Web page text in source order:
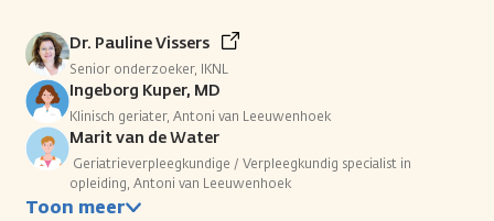
Dr. Pauline Vissers
Senior onderzoeker, IKNL
Ingeborg Kuper, MD
Klinisch geriater, Antoni van Leeuwenhoek
Marit van de Water
Geriatrieverpleegkundige / Verpleegkundig specialist in
opleiding, Antoni van Leeuwenhoek
Toon meer